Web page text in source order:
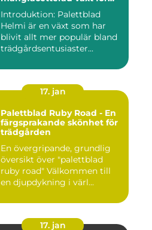
Introduktion: Palettblad
Helmi är en växt som har
blivit allt mer populär bland
trädgårdsentusiaster...
17. jan
Palettblad Ruby Road - En
färgsprakande skönhet för
trädgården
En övergripande, grundlig
översikt över "palettblad
ruby road" Välkommen till
en djupdykning i värl...
17. jan